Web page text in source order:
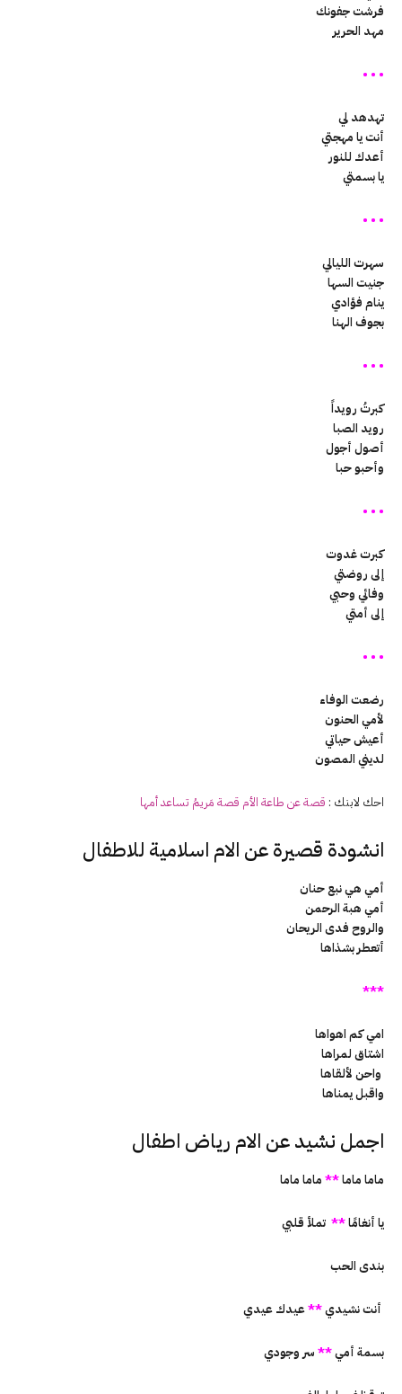
فرشت جفونك
مهد الحرير
• • •
تهدهد لي
أنت يا مهجتي
أعدك للنور
يا بسمتي
• • •
سهرت الليالي
جنيت السها
ينام فؤادي
بجوف الهنا
• • •
كبرتُ رويداً
رويد الصبا
أصول أجول
وأحبو حبا
• • •
كبرت غدوت
إلى روضتي
وفائي وحبي
إلى أمتي
• • •
رضعت الوفاء
لأمي الحنون
أعيش حياتي
لديني المصون
احك لابنك : قصة عن طاعة الأم قصة مَريمُ تساعد أمها
انشودة قصيرة عن الام اسلامية للاطفال
أمي هي نبع حنان
أمي هبة الرحمن
والروح فدى الريحان
أتعطر بشذاها
***
امي كم اهواها
اشتاق لمراها
واحن لألقاها
واقبل يمناها
اجمل نشيد عن الام رياض اطفال
ماما ماما** ماما ماما
يا أنغامًا** تملأ قلبي
بندى الحب
أنت نشيدي**عيدك عيدي
بسمة أمي** سر وجودي